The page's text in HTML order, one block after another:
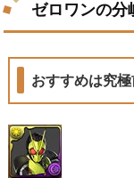
ゼロワンの分
おすすめは究